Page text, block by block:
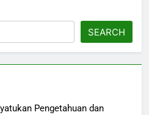
SEARCH
Pengetahuan dan